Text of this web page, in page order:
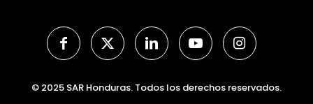
© 2025 SAR Honduras. Todos los derechos reservados.